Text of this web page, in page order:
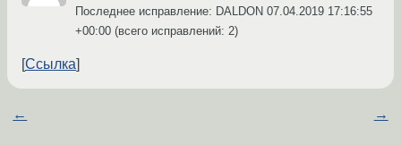
Последнее исправление: DALDON 07.04.2019 17:16:55
+00:00 (всего исправлений: 2)
Ссылка
← →